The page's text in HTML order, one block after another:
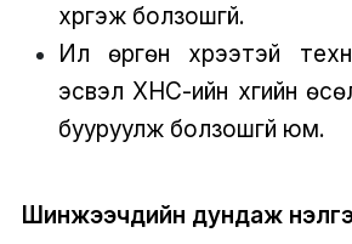
хүргэж болзошгүй.
Илүү өргөн хүрээтэй
эсвэл ХНС-ийн хүүгийн
бууруулж болзошгүй юм.
Шинжээчдийн дундаж